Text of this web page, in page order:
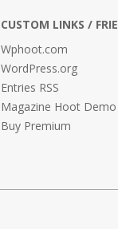
CUSTOM LINKS /
Wphoot.com
WordPress.org
Entries RSS
Magazine Hoot Demo
Buy Premium